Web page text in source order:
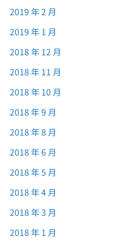
2019 年 2 月
2019 年 1 月
2018 年 12 月
2018 年 11 月
2018 年 10 月
2018 年 9 月
2018 年 8 月
2018 年 6 月
2018 年 5 月
2018 年 4 月
2018 年 3 月
2018 年 1 月